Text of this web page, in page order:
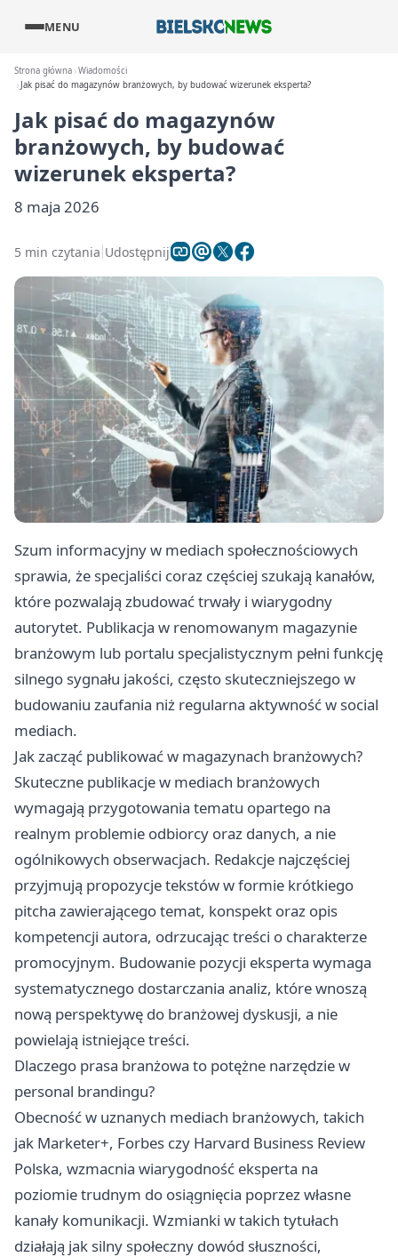
MENU
Strona główna Wiadomości
Jak pisać do magazynów branżowych, by budować wizerunek eksperta?
Jak pisać do magazynów
branżowych, by budować
wizerunek eksperta?
8 maja 2026
5 min czytania Udostępnij
Szum informacyjny w mediach społecznościowych
sprawia, że specjaliści coraz częściej szukają kanałów,
które pozwalają zbudować trwały i wiarygodny
autorytet. Publikacja w renomowanym magazynie
branżowym lub portalu specjalistycznym pełni funkcję
silnego sygnału jakości, często skuteczniejszego w
budowaniu zaufania niż regularna aktywność w social
mediach.
Jak zacząć publikować w magazynach branżowych?
Skuteczne publikacje w mediach branżowych
wymagają przygotowania tematu opartego na
realnym problemie odbiorcy oraz danych, a nie
ogólnikowych obserwacjach. Redakcje najczęściej
przyjmują propozycje tekstów w formie krótkiego
pitcha zawierającego temat, konspekt oraz opis
kompetencji autora, odrzucając treści o charakterze
promocyjnym. Budowanie pozycji eksperta wymaga
systematycznego dostarczania analiz, które wnoszą
nową perspektywę do branżowej dyskusji, a nie
powielają istniejące treści.
Dlaczego prasa branżowa to potężne narzędzie w
personal brandingu?
Obecność w uznanych mediach branżowych, takich
jak Marketer+, Forbes czy Harvard Business Review
Polska, wzmacnia wiarygodność eksperta na
poziomie trudnym do osiągnięcia poprzez własne
kanały komunikacji. Wzmianki w takich tytułach
działają jak silny społeczny dowód słuszności,